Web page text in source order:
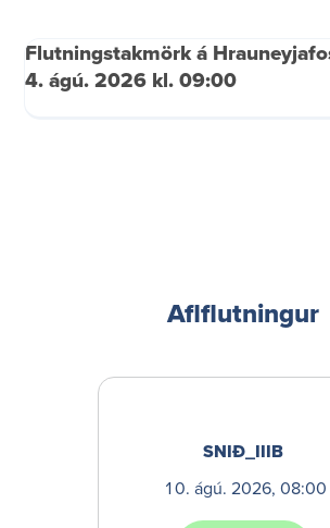
Tilkynning um meint misferli
Flutn­ingstak­mörk á
4. ágú. 2026 kl. 09:00
Aflflutn­ingur
SNIÐ_IIIB
ágú. 2026, 08:00